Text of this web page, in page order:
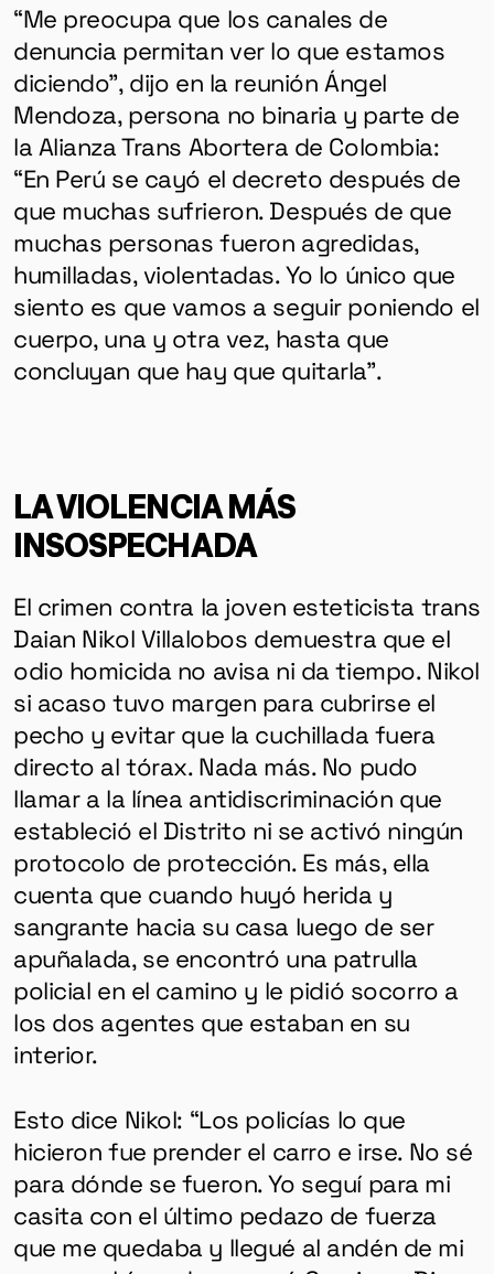
“Me preocupa que los canales de
denuncia permitan ver lo que estamos
diciendo”, dijo en la reunión Ángel
Mendoza, persona no binaria y parte de
la Alianza Trans Abortera de Colombia:
“En Perú se cayó el decreto después de
que muchas sufrieron. Después de que
muchas personas fueron agredidas,
humilladas, violentadas. Yo lo único que
siento es que vamos a seguir poniendo el
cuerpo, una y otra vez, hasta que
concluyan que hay que quitarla”.
LA VIOLENCIA MÁS
INSOSPECHADA
El crimen contra la joven esteticista trans
Daian Nikol Villalobos demuestra que el
odio homicida no avisa ni da tiempo. Nikol
si acaso tuvo margen para cubrirse el
pecho y evitar que la cuchillada fuera
directo al tórax. Nada más. No pudo
llamar a la línea antidiscriminación que
estableció el Distrito ni se activó ningún
protocolo de protección. Es más, ella
cuenta que cuando huyó herida y
sangrante hacia su casa luego de ser
apuñalada, se encontró una patrulla
policial en el camino y le pidió socorro a
los dos agentes que estaban en su
interior.
Esto dice Nikol: “Los policías lo que
hicieron fue prender el carro e irse. No sé
para dónde se fueron. Yo seguí para mi
casita con el último pedazo de fuerza
que me quedaba y llegué al andén de mi